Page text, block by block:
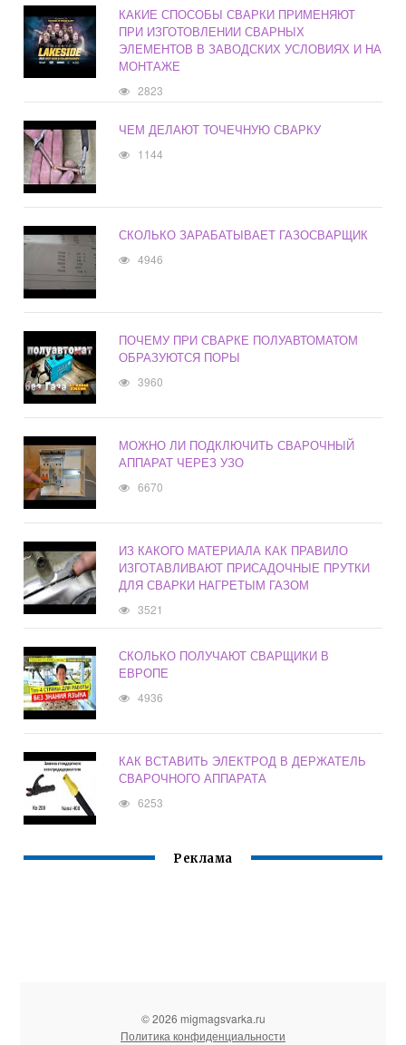
КАКИЕ СПОСОБЫ СВАРКИ ПРИМЕНЯЮТ
ПРИ ИЗГОТОВЛЕНИИ СВАРНЫХ
ЭЛЕМЕНТОВ В ЗАВОДСКИХ УСЛОВИЯХ И НА
МОНТАЖЕ
2823
ЧЕМ ДЕЛАЮТ ТОЧЕЧНУЮ СВАРКУ
1144
СКОЛЬКО ЗАРАБАТЫВАЕТ ГАЗОСВАРЩИК
4946
ПОЧЕМУ ПРИ СВАРКЕ ПОЛУАВТОМАТОМ
ОБРАЗУЮТСЯ ПОРЫ
3960
МОЖНО ЛИ ПОДКЛЮЧИТЬ СВАРОЧНЫЙ
АППАРАТ ЧЕРЕЗ УЗО
6670
ИЗ КАКОГО МАТЕРИАЛА КАК ПРАВИЛО
ИЗГОТАВЛИВАЮТ ПРИСАДОЧНЫЕ ПРУТКИ
ДЛЯ СВАРКИ НАГРЕТЫМ ГАЗОМ
3521
СКОЛЬКО ПОЛУЧАЮТ СВАРЩИКИ В
ЕВРОПЕ
4936
КАК ВСТАВИТЬ ЭЛЕКТРОД В ДЕРЖАТЕЛЬ
СВАРОЧНОГО АППАРАТА
6253
Реклама
© 2026 migmagsvarka.ru
Политика конфиденциальности